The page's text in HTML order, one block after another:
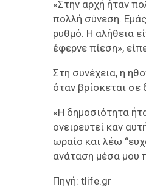
«Στην αρχή ήταν
πολλή σύνεση.
ρυθμό. Η αλήθεια
έφερνε πίεση»,
Στη συνέχεια, η
όταν βρίσκεται σε
«Η δημοσιότητα
ονειρευτεί καν
ωραίο και λέω
ανάταση μέσα μου
Πηγή: tlife.gr